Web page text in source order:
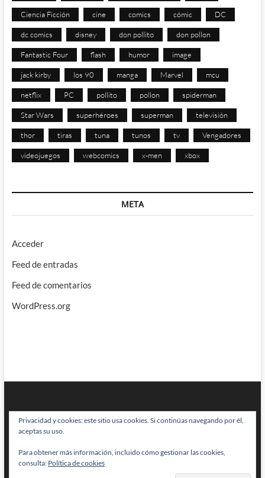
Ciencia Ficción cine comics cómic DC
dc comics disney don pollito don pollon
Fantastic Four flash humor image
jack kirby los 90 manga Marvel mcu
netflix PC pollito pollon spiderman
Star Wars superhéroes superman televisión
thor tiras tuna tunos tv Vengadores
videojuegos webcomics x-men xbox
META
Acceder
Feed de entradas
Feed de comentarios
WordPress.org
BRAINSTOMPING| Diseñado por:Theme Freesia|WordPress| © Todos
los derechos reservados
Privacidad y cookies: este sitio usa cookies. Si continúas navegando por él,
aceptas su uso.
Para obtener más información, incluido cómo gestionar las cookies,
consulta: Política de cookies